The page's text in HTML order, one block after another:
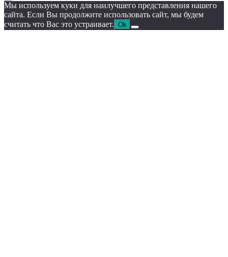
Мы используем куки для наилучшего представления нашего
сайта. Если Вы продолжите использовать сайт, мы будем
считать что Вас это устраивает. Ok